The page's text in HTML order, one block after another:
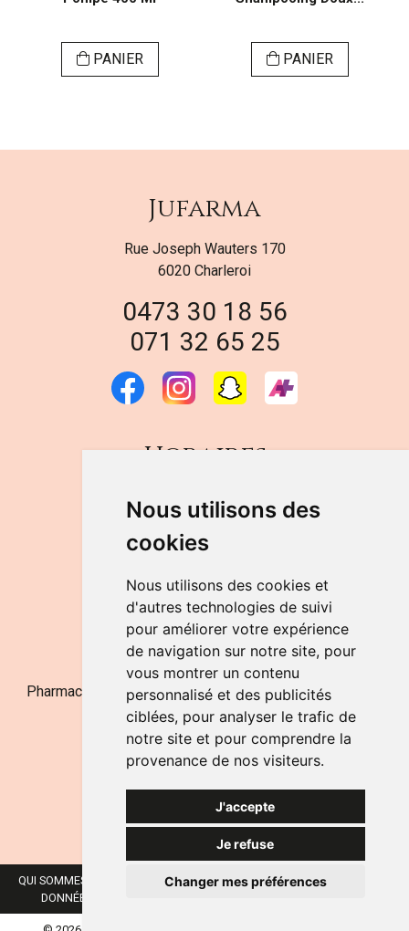
Nous utilisons des
cookies
Nous utilisons des cookies et
d'autres technologies de suivi
pour améliorer votre expérience
de navigation sur notre site, pour
vous montrer un contenu
personnalisé et des publicités
ciblées, pour analyser le trafic de
notre site et pour comprendre la
provenance de nos visiteurs.
J'accepte
Je refuse
Changer mes préférences
PANIER PANIER
Jufarma
Rue Joseph Wauters 170
6020 Charleroi
0473 30 18 56
071 32 65 25
Horaires
DU LUNDI AU VENDREDI
de 9h à 12h30 et de 14h à 18h
LE SAMEDI
de 9h à 12h30
NOUS CONTACTER
Pharmacie Jufarma - Fatima Abachra - APB 521704 - N°
Entreprise BE0882-700-592
QUI SOMMES-NOUS ? NOS MARQUES MENTIONS LÉGALES
DONNÉES PERSONNELLES